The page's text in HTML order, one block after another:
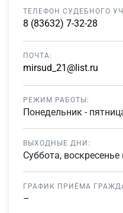
ТЕЛЕФОН СУДЕБНОГО
8 (83632) 7-32-28
ПОЧТА:
mirsud_21@list.ru
РЕЖИМ РАБОТЫ:
Понедельник -
ВЫХОДНЫЕ ДНИ:
Суббота,
ГРАФИК ПРИЁМА
–